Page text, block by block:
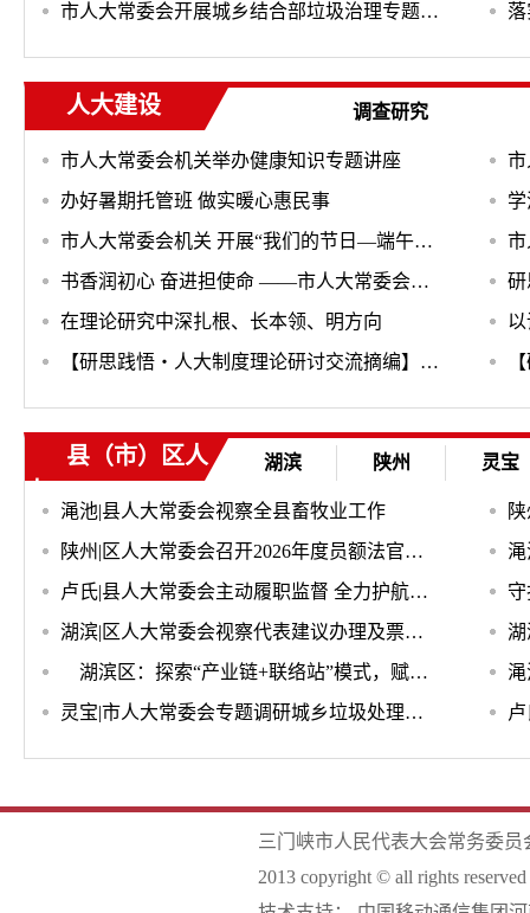
市人大常委会开展城乡结合部垃圾治理专题调研
人大建设 调查研究
市人大常委会机关举办健康知识专题讲座
办好暑期托管班 做实暖心惠民事
市人大常委会机关 开展“我们的节日—端午节”主题系列活动
书香润初心 奋进担使命 ——市人大常委会机关读书分享会圆满举办
研
在理论研究中深扎根、长本领、明方向
【研思践悟・人大制度理论研讨交流摘编】岳现周：把手举起来 把头埋下去
县（市）区人
湖滨 陕州 灵宝
渑池|县人大常委会视察全县畜牧业工作
陕州|区人大常委会召开2026年度员额法官、员额检察官履职评议动员会
卢氏|县人大常委会主动履职监督 全力护航县域源网荷储一体化能源体系建设
湖滨|区人大常委会视察代表建议办理及票决制民生实事项目实施情况
湖滨区：探索“产业链+联络站”模式，赋能区域经济社会高质量发展
灵宝|市人大常委会专题调研城乡垃圾处理工作
三门峡市人民代表大会常务委员
2013 copyright © all rights